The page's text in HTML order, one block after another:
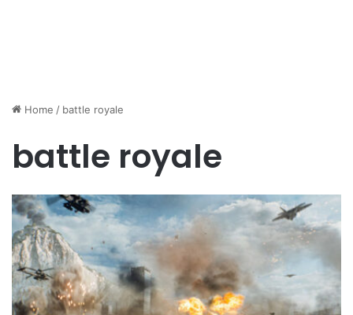
Home / battle royale
battle royale